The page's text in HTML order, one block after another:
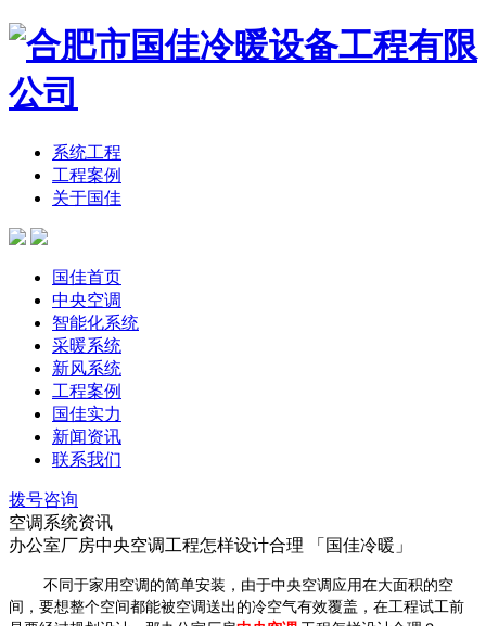
系统工程
工程案例
关于国佳
国佳首页
中央空调
智能化系统
采暖系统
新风系统
工程案例
国佳实力
新闻资讯
联系我们
拨号咨询
空调系统资讯
办公室厂房中央空调工程怎样设计合理 「国佳冷暖」
不同于家用空调的简单安装，由于中央空调应用在大面积的空
间，要想整个空间都能被空调送出的冷空气有效覆盖，在工程试工前